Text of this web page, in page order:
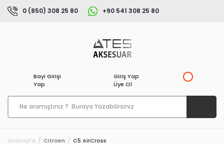
0 (850) 308 25 80 +90 541 308 25 80
Bayi Girişi
Yap
Giriş Yap
Üye Ol
Anasayfa Citroen C5 AirCross